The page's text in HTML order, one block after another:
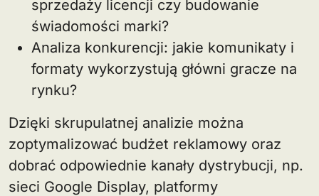
sprzedaży licencji czy budowanie
świadomości marki?
Analiza konkurencji: jakie komunikaty i
formaty wykorzystują główni gracze na
rynku?
Dzięki skrupulatnej analizie można
zoptymalizować budżet reklamowy oraz
dobrać odpowiednie kanały dystrybucji, np.
sieci Google Display, platformy